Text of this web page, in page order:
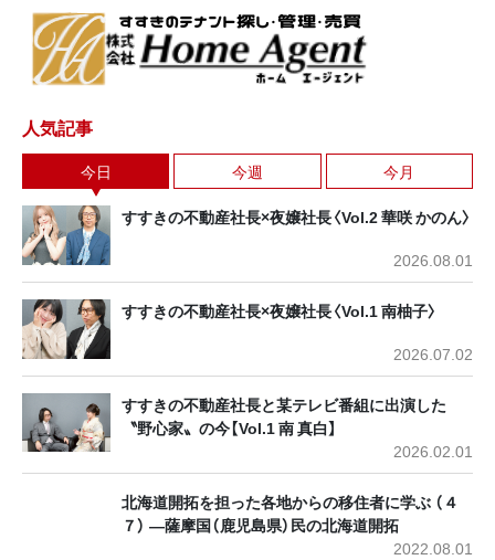
人気記事
今日 今週 今月
すすきの不動産社長×夜嬢社長〈Vol.2 華咲 かのん〉
2026.08.01
すすきの不動産社長×夜嬢社長〈Vol.1 南柚子〉
2026.07.02
すすきの不動産社長と某テレビ番組に出演した
〝野心家〟の今【Vol.1 南 真白】
2026.02.01
北海道開拓を担った各地からの移住者に学ぶ （４
７） ―薩摩国（鹿児島県）民の北海道開拓
2022.08.01